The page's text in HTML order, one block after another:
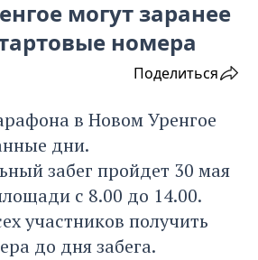
могут заранее
номера
Поделиться
в Новом Уренгое
дни.
забег пройдет 30 мая
с 8.00 до 14.00.
участников получить
до дня забега.